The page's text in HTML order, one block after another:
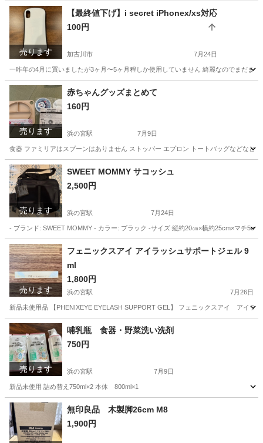
兵庫 加古川市 浜の宮駅
売ります
【最終値下げ】i secret iPhonex/xs対応
100円
加古川市 7月24日
一昨年の4月に買いましたが3ヶ月〜5ヶ月程しか使用していません 綺麗なのでまだ
兵庫 加古川市 携帯アクセサリー 電子マネー
売ります
赤ちゃんグッズまとめて
160円
浜の宮駅 7月9日
食器 ファミリアはスプーンはありません ストッパー エプロン トートバッグなどなど
兵庫 加古川市 ベビー用品
売ります
SWEET MOMMY サコッシュ
2,500円
浜の宮駅 7月24日
- ブランド: SWEET MOMMY - カラー: ブラック -サイズ:縦約20㎝×横約25cm×マチ
兵庫 加古川市 浜の宮駅 産後用品 サコッシュ
売ります
フェニックスアイ アイラッシュサポートジェル 9
ml
1,800円
浜の宮駅 7月26日
新品未使用品 【PHENIXEYE EYELASH SUPPORT GEL】 フェニックスアイ アイ
兵庫 加古川市 浜の宮駅 メイクアップ
売ります
哺乳瓶 食器・野菜洗い洗剤
750円
浜の宮駅 7月9日
新品未使用 詰め替え750ml×2 本体 800ml×1
兵庫 加古川市 浜の宮駅 ベビー用品
無印良品 木製脚26cm M8
1,900円